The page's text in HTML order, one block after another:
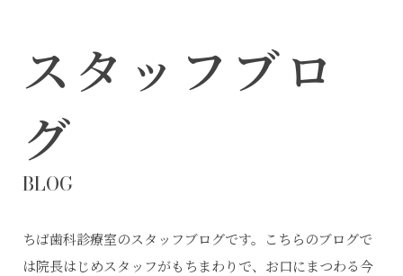
スタッフブロ
グ
BLOG
ちば歯科診療室のスタッフブログです。こちらのブログで
は院長はじめスタッフがもちまわりで、お口にまつわる今